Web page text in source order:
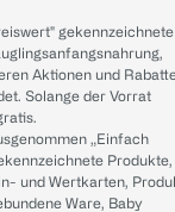
gekennzeichnete
Aktionen und
Solange der Vorrat
„Einfach
Produkte,
und Wertkarten,
Ware, Baby